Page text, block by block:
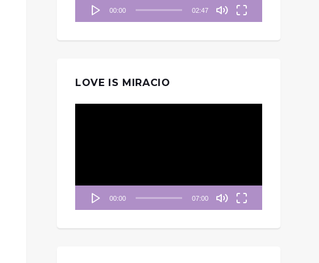
00:00 02:47
LOVE IS MIRACIO
00:00 07:00